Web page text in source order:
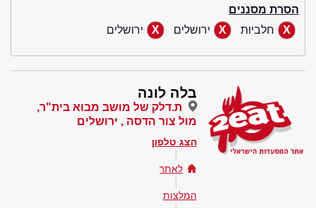
הסרת מסננים
חלביות
ירושלים ירושלים
בלה לונה
ת.דלק של מושב מבוא בית"ר,
מול צור הדסה , ירושלים
הצג טלפון
לאתר
המלצות